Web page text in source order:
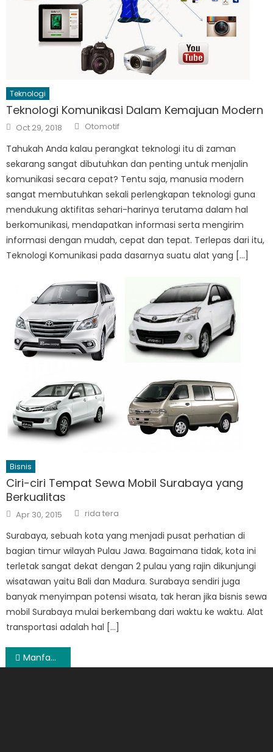
Teknologi
Teknologi Komunikasi Dalam Kemajuan Modern
Posted
on
Oct 29, 2018 Author
Otomotif
Tahukah Anda kalau perangkat teknologi itu di zaman
sekarang sangat dibutuhkan dan penting untuk menjalin
komunikasi secara cepat? Tentu saja, manusia modern
sangat membutuhkan sekali perlengkapan teknologi guna
mendukung aktifitas sehari-harinya terutama dalam hal
berkomunikasi, mendapatkan informasi serta mengirim
informasi dengan mudah, cepat dan tepat. Terlepas dari itu,
Teknologi Komunikasi pada dasarnya suatu alat yang […]
Bisnis
Ciri-ciri Tempat Sewa Mobil Surabaya yang
Berkualitas
Posted
on
Apr 30, 2015 Author
rida tera
Surabaya, sebuah kota yang menjadi pusat perhatian di
bagian timur wilayah Pulau Jawa. Bagaimana tidak, kota ini
terletak sangat dekat dengan 2 pulau yang rajin dikunjungi
wisatawan yaitu Bali dan Madura. Surabaya sendiri juga
banyak menyimpan potensi wisata, tak heran jika bisnis sewa
mobil Surabaya mulai berkembang dari waktu ke waktu. Alat
transportasi adalah hal […]
Post
Manfaat Praktisi Pr